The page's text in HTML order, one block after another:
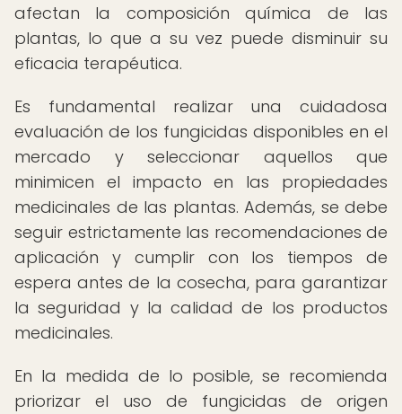
afectan la composición química de las
plantas, lo que a su vez puede disminuir su
eficacia terapéutica.
Es fundamental realizar una cuidadosa
evaluación de los fungicidas disponibles en el
mercado y seleccionar aquellos que
minimicen el impacto en las propiedades
medicinales de las plantas. Además, se debe
seguir estrictamente las recomendaciones de
aplicación y cumplir con los tiempos de
espera antes de la cosecha, para garantizar
la seguridad y la calidad de los productos
medicinales.
En la medida de lo posible, se recomienda
priorizar el uso de fungicidas de origen